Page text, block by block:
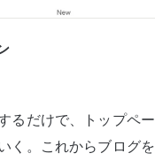
るだけで、トップペ
く。これからブログ